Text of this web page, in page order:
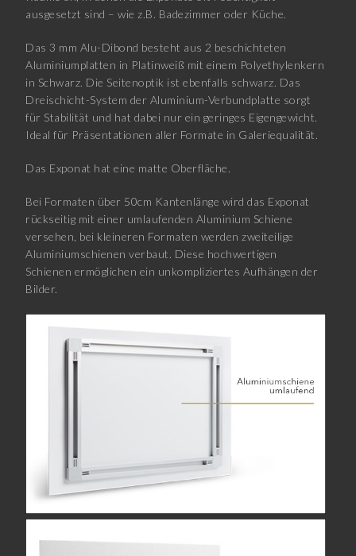
ausgesetzt sind – wie z.B. Badezimmer oder Küche.
Das 3 mm Alu-Dibond besteht aus 2 beschichteten
Aluminiumplatten in Platinweiß mit einem Polyethylenkern
in Schwarz. Die Seitenoptik ist ebenfalls schwarz. Das
Dreischicht-System der Aluminium-Verbundplatte sorgt
für Stabilität und hat dabei nur ein geringes Eigengewicht.
Ideal für Präsentationen aller Formate in Galeriequalität.
Das Exponat hat eine matte Oberfläche.
Bei Formaten über 50cm Kantenlänge wird das Exponat
rückseitig mit einer umlaufenden Aluminium Schiene
versehen, bei kleineren Formaten werden zweiteilige
Aluminiumschienen verbaut. Diese hochwertigen
Schienen ermöglichen ein unkompliziertes Aufhängen der
Bilder.